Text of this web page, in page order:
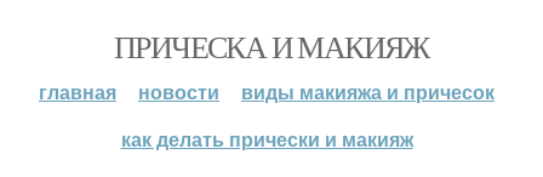
ПРИЧЕСКА И МАКИЯЖ
главная новости
виды макияжа и причесок
как делать прически и макияж